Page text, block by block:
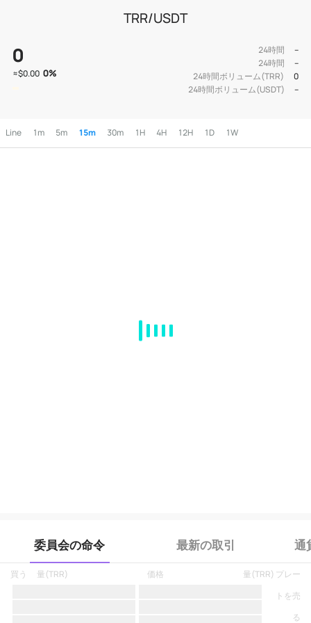
TRR/USDT
0
≈$0.00 0%
24時間
--
24時間
--
24時間ボリューム(TRR)
0
24時間ボリューム(USDT)
--
Line 1m 5m 15m 30m 1H 4H 12H 1D 1W
委員会の命令 最新の取引 通
買う 量(TRR) 価格
プレー
トを売
る
量(TRR)